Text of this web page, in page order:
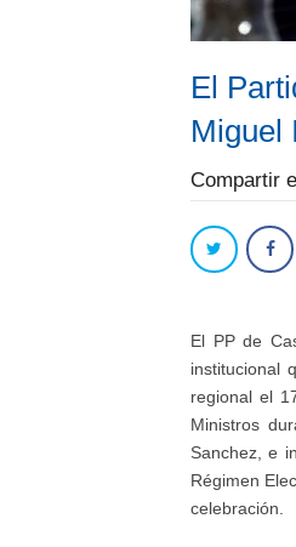
El
Miguel
Compartir
El PP de
institucional
regional el
Ministros
Sanchez, e
Régimen
celebración.